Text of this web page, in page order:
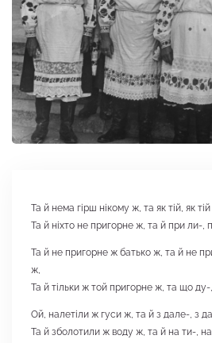
Та й нема гірш нікому ж, та як тій, як
Та й ніхто не пригорне ж, та й при ли-,
Та й не пригорне ж батько ж, та й не
ж,
Та й тільки ж той пригорне ж, та що
Ой, налетіли ж гуси ж, та й з дале-, з
Та й зболотили ж воду ж, та й на ти-,